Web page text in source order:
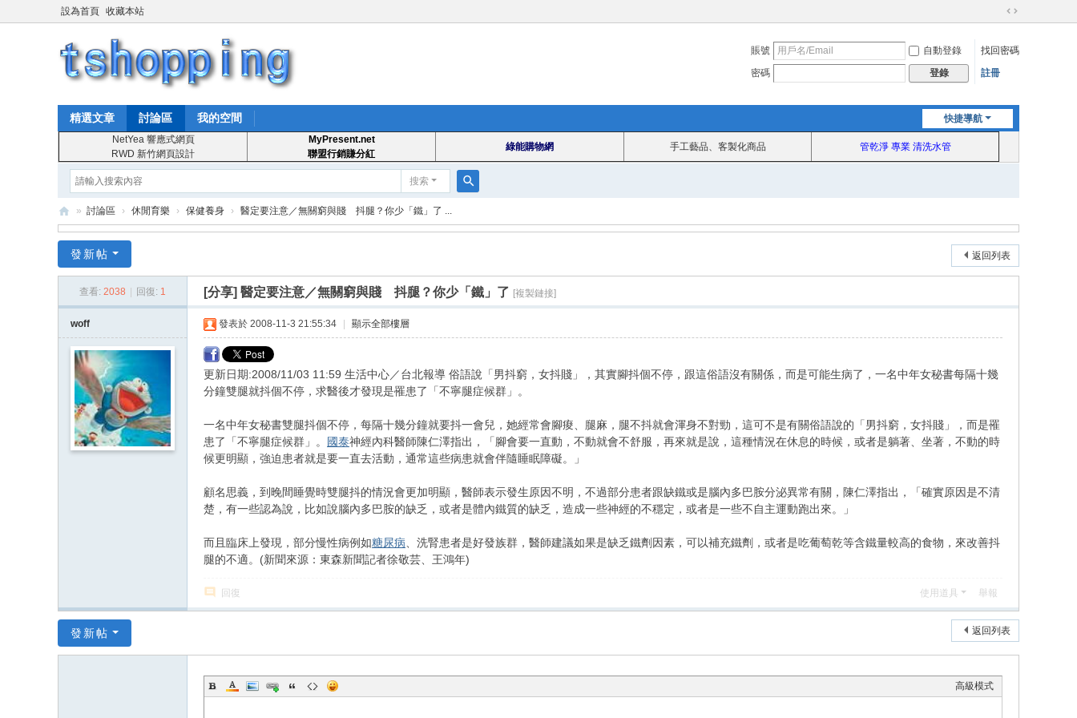
設為首頁 收藏本站
切
到
賬號 自動登錄
找回密碼
密碼
登錄 註冊
快捷導航
精選文章 討論區 我的空間
NetYea 響應式網頁
RWD 新竹網頁設計
MyPresent.net
聯盟行銷賺分紅
綠能購物網 手工藝品、客製化商品 管乾淨 專業 清洗水管
搜索
索
T
ho
pp
» 討論區 › 休閒育樂 › 保健養身 › 醫定要注意／無關窮與賤 抖腿？你少「鐵」了 ...
返回列表
發新帖
查看: 2038 回復: 1 [分享] 醫定要注意／無關窮與賤 抖腿？你少「鐵」了 [複製鏈接]
woff 發表於 2008-11-3 21:55:34 顯示全部樓層
更新日期:2008/11/03 11:59 生活中心／台北報導 俗語說「男抖窮，女抖賤」，其實腳抖個不停，跟這俗語沒有關係，而是可能生病了，一名中年女秘書每隔十幾
分鐘雙腿就抖個不停，求醫後才發現是罹患了「不寧腿症候群」。
一名中年女秘書雙腿抖個不停，每隔十幾分鐘就要抖一會兒，她經常會腳痠、腿麻，腿不抖就會渾身不對勁，這可不是有關俗語說的「男抖窮，女抖賤」，而是罹
患了「不寧腿症候群」。
國泰神經內科醫師陳仁澤指出，「腳會要一直動，不動就會不舒服，再來就是說，這種情況在休息的時候，或者是躺著、坐著，不動的時
候更明顯，強迫患者就是要一直去活動，通常這些病患就會伴隨睡眠障礙。」
顧名思義，到晚間睡覺時雙腿抖的情況會更加明顯，醫師表示發生原因不明，不過部分患者跟缺鐵或是腦內多巴胺分泌異常有關，陳仁澤指出，「確實原因是不清
楚，有一些認為說，比如說腦內多巴胺的缺乏，或者是體內鐵質的缺乏，造成一些神經的不穩定，或者是一些不自主運動跑出來。」
而且臨床上發現，部分慢性病例如糖尿病 、洗腎患者是好發族群，醫師建議如果是缺乏鐵劑因素，可以補充鐵劑，或者是吃葡萄乾等含鐵量較高的食物，來改善抖
腿的不適。(新聞來源：東森新聞記者徐敬芸、王鴻年)
回復 使用道具 舉報
返回列表
發新帖
高級模式